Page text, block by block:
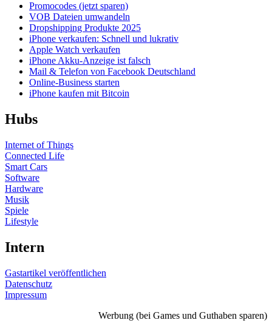
Promocodes (jetzt sparen)
VOB Dateien umwandeln
Dropshipping Produkte 2025
iPhone verkaufen: Schnell und lukrativ
Apple Watch verkaufen
iPhone Akku-Anzeige ist falsch
Mail & Telefon von Facebook Deutschland
Online-Business starten
iPhone kaufen mit Bitcoin
Hubs
Internet of Things
Connected Life
Smart Cars
Software
Hardware
Musik
Spiele
Lifestyle
Intern
Gastartikel veröffentlichen
Datenschutz
Impressum
Werbung (bei Games und Guthaben sparen)